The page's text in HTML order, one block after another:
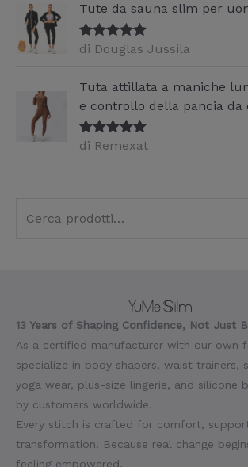
Tute da sauna slim per
Valutato5
di Douglas Jussila
Tuta attillata a maniche
e controllo della pancia da
Valutato5
di Remexat
13 Years of Shaping Confidence, Not Just
As a certified manufacturer with our own
specialize in body shapers, waist trainers,
yoga wear, plus-size lingerie, and silicone
by customers worldwide.
Every stitch is crafted for comfort,
transformation. Because real change
feeling empowered.